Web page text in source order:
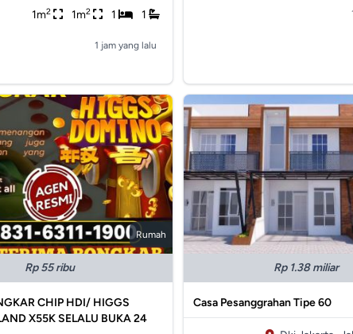
1m2 1m2 1 1
1 jam yang lalu
Rumah
Rp 55 ribu
CHIP HDI/️ HIGGS
X55K SELALU BUKA 24
Rp 1.38 miliar
Casa Pesanggrahan Tipe 60